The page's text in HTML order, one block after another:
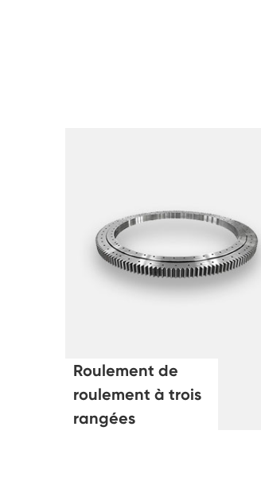
Roulement de
roulement à trois
rangées